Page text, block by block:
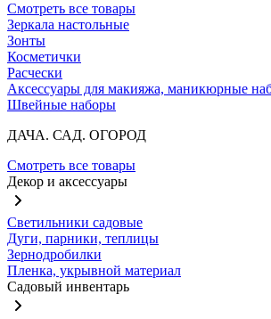
Смотреть все товары
Зеркала настольные
Зонты
Косметички
Расчески
Аксессуары для макияжа, маникюрные
Швейные наборы
ДАЧА. САД. ОГОРОД
Смотреть все товары
Декор и аксессуары
Светильники садовые
Дуги, парники, теплицы
Зернодробилки
Пленка, укрывной материал
Садовый инвентарь